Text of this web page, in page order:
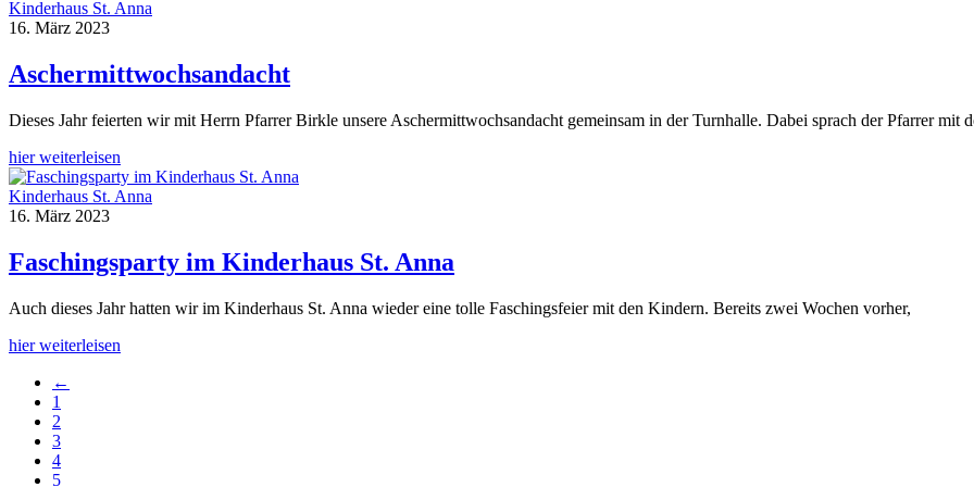
Kinderhaus St. Anna
16. März 2023
Aschermittwochsandacht
Dieses Jahr feierten wir mit Herrn Pfarrer Birkle unsere Aschermittwochsandacht gemeinsam in der Turnhalle. Dabei sprach der Pfarrer mit
hier weiterleisen
Kinderhaus St. Anna
16. März 2023
Faschingsparty im Kinderhaus St. Anna
Auch dieses Jahr hatten wir im Kinderhaus St. Anna wieder eine tolle Faschingsfeier mit den Kindern. Bereits zwei Wochen vorher,
hier weiterleisen
←
1
2
3
4
5